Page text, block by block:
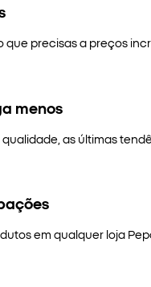
que precisas a preços
menos
as últimas
em qualquer loja